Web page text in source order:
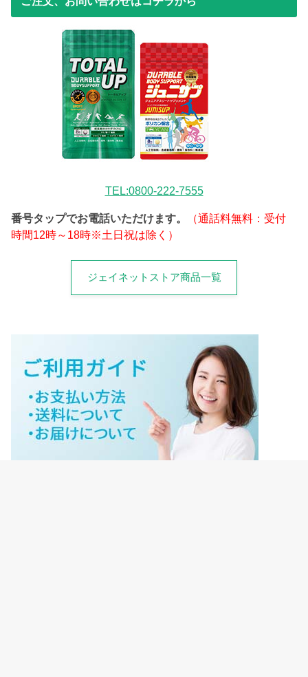
TEL:0800-222-7555
番号タップでお電話いただけます。
（通話料無料：受付
時間12時～18時※土日祝は除く）
ジェイネットストア商品一覧